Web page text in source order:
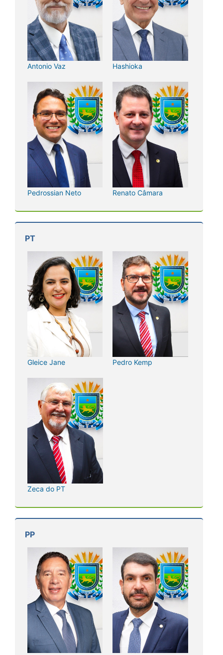
Antonio Vaz Hashioka
Pedrossian Neto Renato Câmara
PT
Gleice Jane Pedro Kemp
Zeca do PT
PP